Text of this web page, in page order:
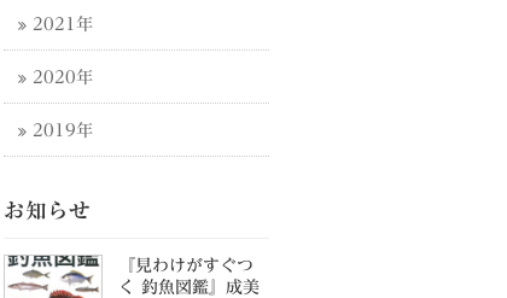
2021年
2020年
2019年
お知らせ
『見わけがすぐつ
く 釣魚図鑑』成美